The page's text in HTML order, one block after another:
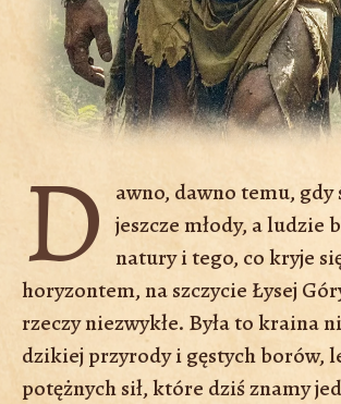
D awno, dawno temu, gdy
jeszcze młody, a ludzie
natury i tego, co kryje
horyzontem, na szczycie Łysej
rzeczy niezwykłe. Była to kraina
dzikiej przyrody i gęstych borów,
potężnych sił, które dziś znamy